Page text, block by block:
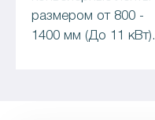
размером от 800 -
1400 мм (До 11 кВт).